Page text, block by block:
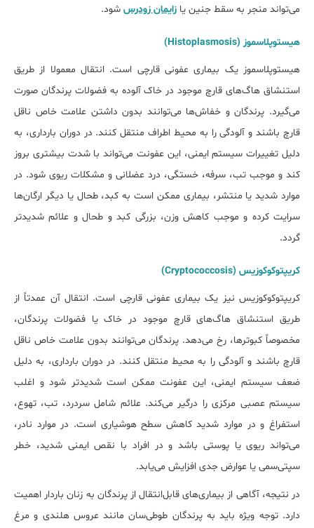
می‌تواند منجر به سقط جنین یا زایمان زودرس شود.
هیستوپلاسموز (Histoplasmosis)
هیستوپلاسموز یک بیماری عفونی قارچی است. انتقال معمولا از طریق
استنشاق هاگ‌های قارچ موجود در خاک آلوده به فضولات پرندگان صورت
می‌گیرد. پرندگان و خفاش‌ها می‌توانند بدون داشتن علامت خاص ناقل
قارچ باشند و آلودگی را به محیط اطراف منتقل کنند. در دوران بارداری، به
دلیل تغییرات سیستم ایمنی، این عفونت می‌تواند با شدت بیشتری بروز
کند و موجب تب، سرفه، خستگی، درد عضلانی و مشکلات ریوی شود. در
موارد شدید یا منتشر، بیماری ممکن است به کبد، طحال یا دیگر ارگان‌ها
سرایت کرده و موجب کاهش وزن، بزرگی کبد و طحال و علائم شدیدتر
گردد.
کریپتوکوکوزیس (Cryptococcosis)
کریپتوکوکوزیس نیز یک بیماری عفونی قارچی است. انتقال آن عمدتاً از
طریق استنشاق هاگ‌های قارچ موجود در خاک یا فضولات پرندگان،
مخصوصاً کبوترها، رخ می‌دهد. پرندگان می‌توانند بدون علامت خاص ناقل
قارچ باشند و آلودگی را به محیط منتقل کنند. در دوران بارداری، به دلیل
ضعف سیستم ایمنی، این عفونت ممکن است شدیدتر شود و اغلب
سیستم عصبی مرکزی را درگیر می‌کند. علائم شامل سردرد، تب، تهوع،
استفراغ و در موارد شدید کاهش سطح هوشیاری است. در موارد نادر،
می‌تواند ریوی یا پوستی باشد و در افراد با نقص ایمنی شدید، خطر
سپتی‌سمی یا عوارض جدی افزایش می‌یابد.
در نتیجه، آگاهی از بیماری‌های قابل‌انتقال از پرندگان به زنان باردار اهمیت
دارد. توجه ویژه باید به پرندگان طوطی‌سان مانند عروس هلندی و مرغ